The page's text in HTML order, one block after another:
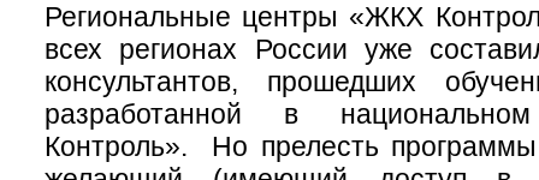
Региональные центры «ЖКХ
всех регионах России уже
консультантов, прошедших
разработанной в
Контроль». Но прелесть